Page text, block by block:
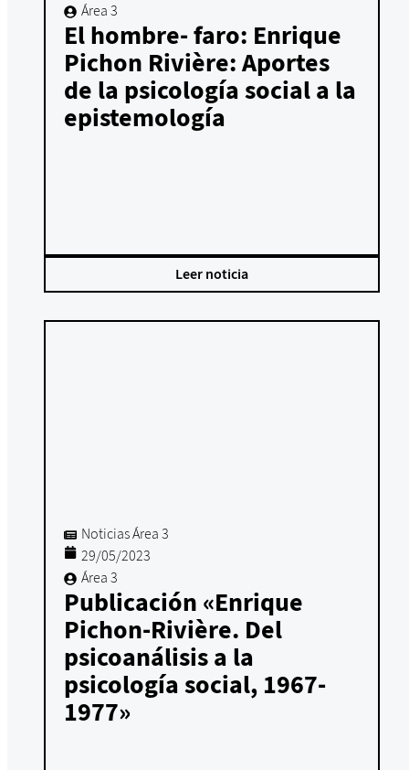
Área 3
El hombre- faro: Enrique
Pichon Rivière: Aportes
de la psicología social a la
epistemología
Leer noticia
Noticias Área 3
29/05/2023
Área 3
Publicación «Enrique
Pichon-Rivière. Del
psicoanálisis a la
psicología social, 1967-
1977»